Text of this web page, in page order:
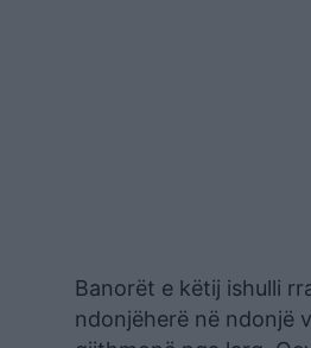
Banorët e këtij ishulli
ndonjëherë në ndonjë